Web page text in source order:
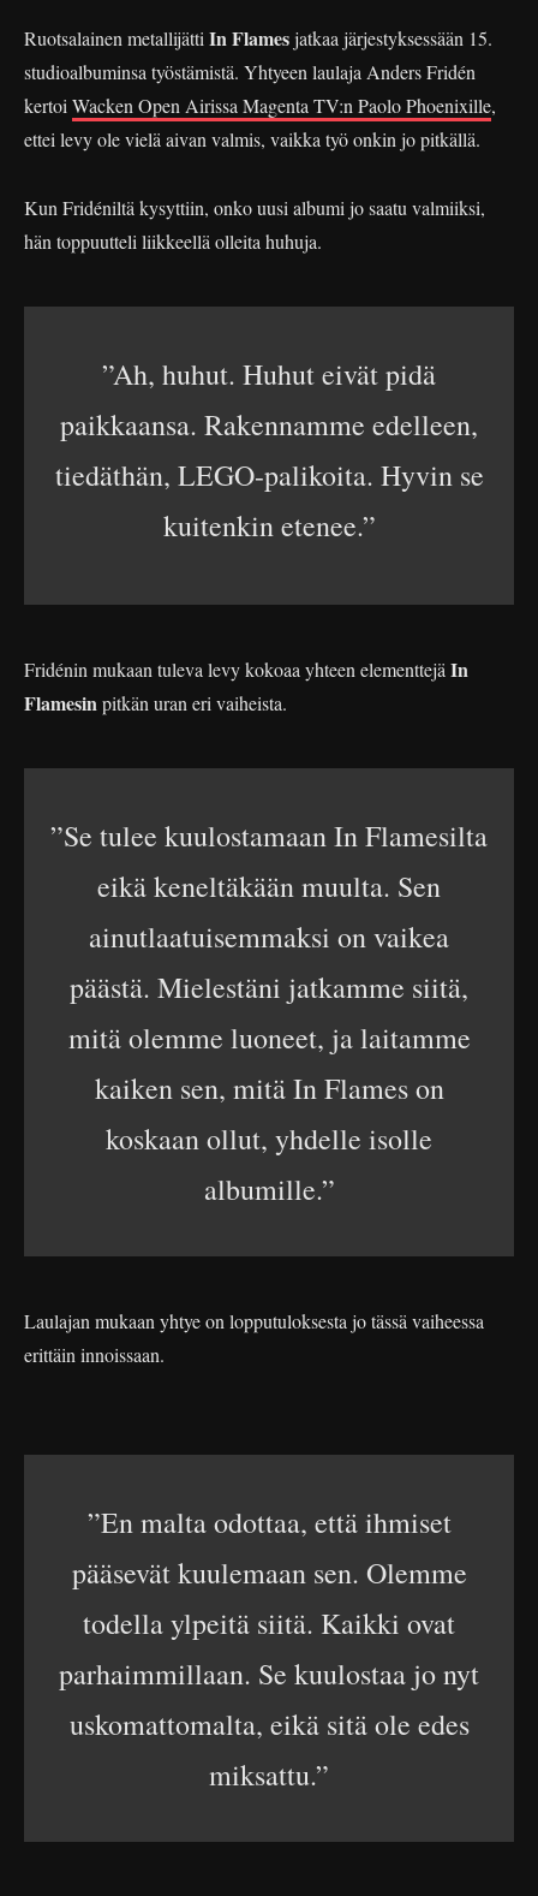
Ruotsalainen metallijätti In Flamesjatkaa järjestyksessään 15.
studioalbuminsa työstämistä. Yhtyeen laulaja Anders Fridén
kertoi Wacken Open Airissa Magenta TV:n Paolo Phoenixille,
ettei levy ole vielä aivan valmis, vaikka työ onkin jo pitkällä.
Kun Fridéniltä kysyttiin, onko uusi albumi jo saatu valmiiksi,
hän toppuutteli liikkeellä olleita huhuja.
”Ah, huhut. Huhut eivät pidä
paikkaansa. Rakennamme edelleen,
tiedäthän, LEGO-palikoita. Hyvin se
kuitenkin etenee.”
Fridénin mukaan tuleva levy kokoaa yhteen elementtejä In
Flamesinpitkän uran eri vaiheista.
”Se tulee kuulostamaan In Flamesilta
eikä keneltäkään muulta. Sen
ainutlaatuisemmaksi on vaikea
päästä. Mielestäni jatkamme siitä,
mitä olemme luoneet, ja laitamme
kaiken sen, mitä In Flames on
koskaan ollut, yhdelle isolle
albumille.”
Laulajan mukaan yhtye on lopputuloksesta jo tässä vaiheessa
erittäin innoissaan.
”En malta odottaa, että ihmiset
pääsevät kuulemaan sen. Olemme
todella ylpeitä siitä. Kaikki ovat
parhaimmillaan. Se kuulostaa jo nyt
uskomattomalta, eikä sitä ole edes
miksattu.”